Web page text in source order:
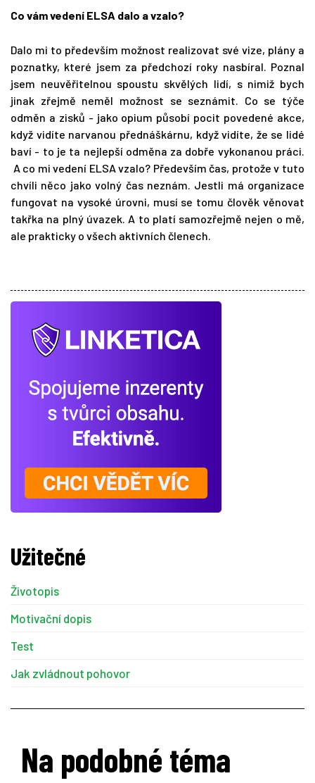
Co vám vedení ELSA dalo a vzalo?
Dalo mi to především možnost realizovat své vize, plány a
poznatky, které jsem za předchozí roky nasbíral. Poznal
jsem neuvěřitelnou spoustu skvělých lidí, s nimiž bych
jinak zřejmě neměl možnost se seznámit. Co se týče
odměn a zisků - jako opium působí pocit povedené akce,
když vidíte narvanou přednáškárnu, když vidíte, že se lidé
baví - to je ta nejlepší odměna za dobře vykonanou práci.
A co mi vedení ELSA vzalo? Především čas, protože v tuto
chvíli něco jako volný čas neznám. Jestli má organizace
fungovat na vysoké úrovni, musí se tomu člověk věnovat
takřka na plný úvazek. A to platí samozřejmě nejen o mě,
ale prakticky o všech aktivních členech.
Užitečné
Životopis
Motivační dopis
Test
Jak zvládnout pohovor
Na podobné téma